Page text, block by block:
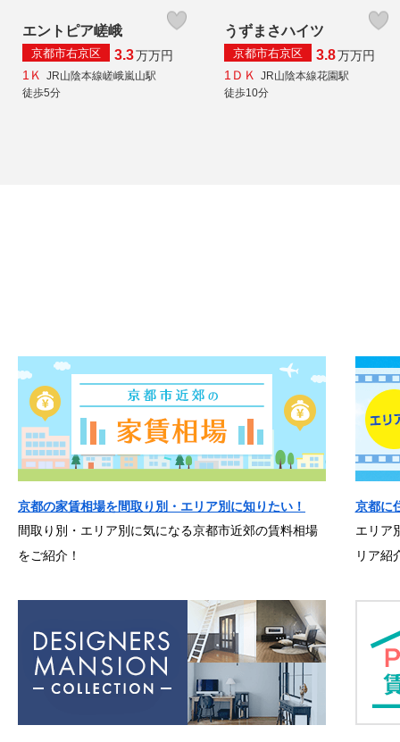
エントピア嵯峨
京都市右京区 3.3万万円
1Ｋ
JR山陰本線嵯峨嵐山駅
徒歩5分
うずまさハイツ
京都市右京区 3.8万万円
1ＤＫ
JR山陰本線花園駅
徒歩10分
京都の家賃相場を間取り別・エリア別に知りたい！
間取り別・エリア別に気になる京都市近郊の賃料相場
をご紹介！
京都に
エリア
リア紹